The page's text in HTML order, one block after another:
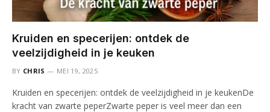
Kruiden en specerijen: ontdek de
veelzijdigheid in je keuken
BY CHRIS MEI 19, 2025
Kruiden en specerijen: ontdek de veelzijdigheid in je keukenDe
kracht van zwarte peperZwarte peper is veel meer dan een